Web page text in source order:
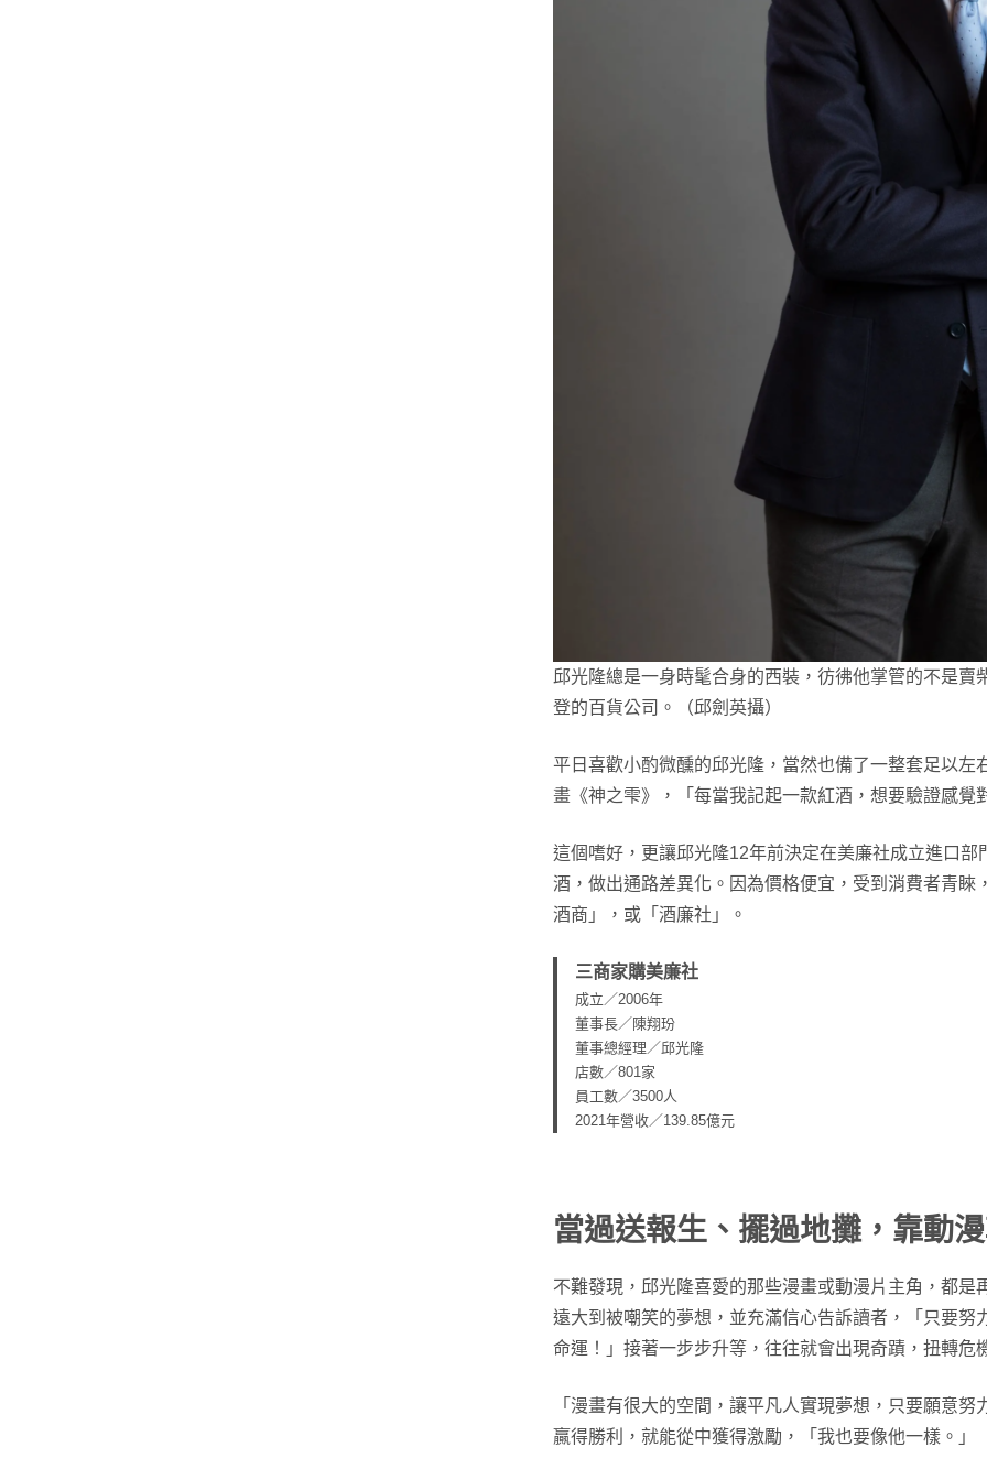
邱光隆總是一身時髦合身的西裝，彷彿他掌管的不是賣
登的百貨公司。（邱劍英攝）
平日喜歡小酌微醺的邱光隆，當然也備了一整套足以左
畫《神之雫》，「每當我記起一款紅酒，想要驗證感覺
這個嗜好，更讓邱光隆12年前決定在美廉社成立進口部
酒，做出通路差異化。因為價格便宜，受到消費者青睞
酒商」，或「酒廉社」。
三商家購美廉社
成立／2006年
董事長／陳翔玢
董事總經理／邱光隆
店數／801家
員工數／3500人
2021年營收／139.85億元
當過送報生、擺過地攤，靠動
不難發現，邱光隆喜愛的那些漫畫或動漫片主角，都是
遠大到被嘲笑的夢想，並充滿信心告訴讀者，「只要努
命運！」接著一步步升等，往往就會出現奇蹟，扭轉危
「漫畫有很大的空間，讓平凡人實現夢想，只要願意
贏得勝利，就能從中獲得激勵，「我也要像他一樣。」